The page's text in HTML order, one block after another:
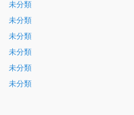
未分類
未分類
未分類
未分類
未分類
未分類